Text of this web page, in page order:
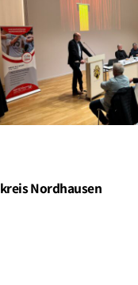
Nordhausen